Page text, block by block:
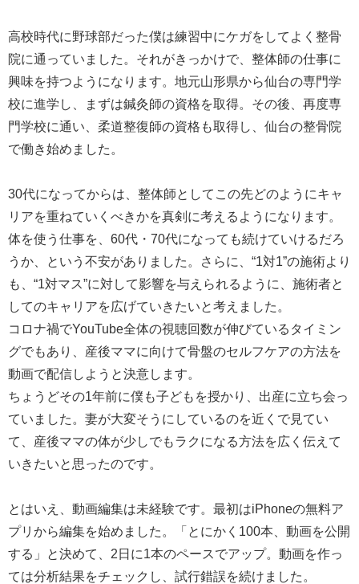
高校時代に野球部だった僕は練習中にケガをしてよく整骨
院に通っていました。それがきっかけで、整体師の仕事に
興味を持つようになります。地元山形県から仙台の専門学
校に進学し、まずは鍼灸師の資格を取得。その後、再度専
門学校に通い、柔道整復師の資格も取得し、仙台の整骨院
で働き始めました。
30代になってからは、整体師としてこの先どのようにキャ
リアを重ねていくべきかを真剣に考えるようになります。
体を使う仕事を、60代・70代になっても続けていけるだろ
うか、という不安がありました。さらに、“1対1”の施術より
も、“1対マス”に対して影響を与えられるように、施術者と
してのキャリアを広げていきたいと考えました。
コロナ禍でYouTube全体の視聴回数が伸びているタイミン
グでもあり、産後ママに向けて骨盤のセルフケアの方法を
動画で配信しようと決意します。
ちょうどその1年前に僕も子どもを授かり、出産に立ち会っ
ていました。妻が大変そうにしているのを近くで見てい
て、産後ママの体が少しでもラクになる方法を広く伝えて
いきたいと思ったのです。
とはいえ、動画編集は未経験です。最初はiPhoneの無料ア
プリから編集を始めました。「とにかく100本、動画を公開
する」と決めて、2日に1本のペースでアップ。動画を作っ
ては分析結果をチェックし、試行錯誤を続けました。